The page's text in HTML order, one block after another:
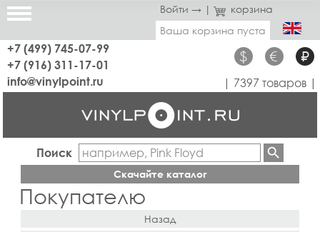
Войти → |
корзина
Ваша корзина пуста
+7 (499) 745-07-99
+7 (916) 311-17-01
$ € ₽
info@vinylpoint.ru | 7397 товаров |
Поиск
Скачайте каталог
Покупателю
Назад